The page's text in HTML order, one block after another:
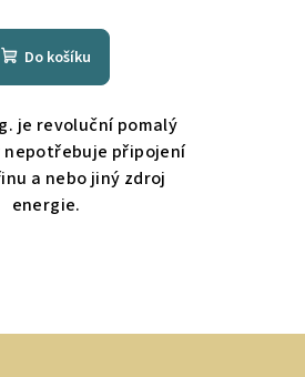
Do košíku
je revoluční pomalý
připojení
a nebo jiný zdroj
energie.